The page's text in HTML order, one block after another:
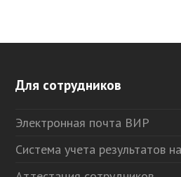
Для сотрудников
Электронная почта ВИР
Система учета результатов